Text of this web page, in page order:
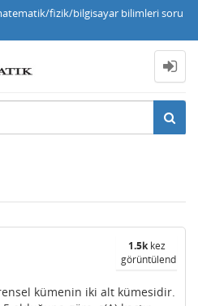
fizik/bilgisayar bilimleri soru
1.5kkez
görüntülendi
kümenin iki alt kümesidir.